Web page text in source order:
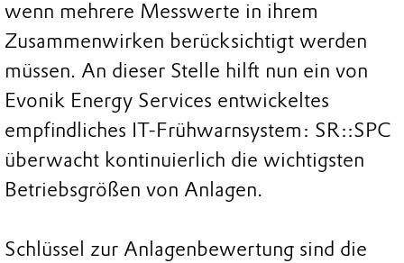
wenn mehrere Messwerte in ihrem
Zusammenwirken berücksichtigt werden
müssen. An dieser Stelle hilft nun ein von
Evonik Energy Services entwickeltes
empfindliches IT-Frühwarnsystem: SR::SPC
überwacht kontinuierlich die wichtigsten
Betriebsgrößen von Anlagen.
Schlüssel zur Anlagenbewertung sind die